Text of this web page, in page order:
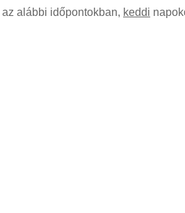
az alábbi időpontokban, keddi